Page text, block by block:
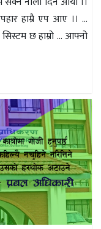
हाम्रै एप आए ।। …
सिस्टम छ हाम्रो … आफ्नो